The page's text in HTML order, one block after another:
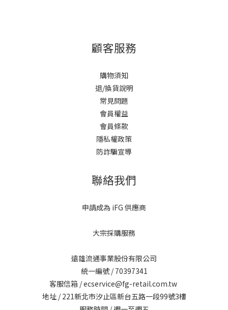
顧客服務
購物須知
退/換貨說明
常見問題
會員權益
會員條款
隱私權政策
防詐騙宣導
聯絡我們
申請成為 iFG 供應商
大宗採購服務
遠雄流通事業股份有限公司
統一編號 / 70397341
客服信箱 / ecservice@fg-retail.com.tw
地址 / 221新北市汐止區新台五路一段99號3樓